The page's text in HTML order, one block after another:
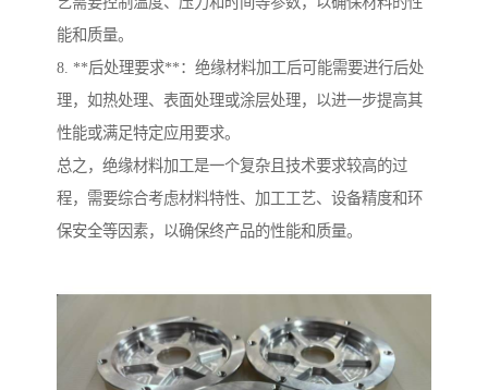
能和质量。
8. **后处理要求**：绝缘材料加工后可能需要进行后处
理，如热处理、表面处理或涂层处理，以进一步提高其
性能或满足特定应用要求。
总之，绝缘材料加工是一个复杂且技术要求较高的过
程，需要综合考虑材料特性、加工工艺、设备精度和环
保安全等因素，以确保终产品的性能和质量。